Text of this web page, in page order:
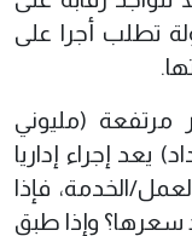
تطلب أجرا على
مرتفعة (مليوني
يعد إجراء إداريا
الخدمة، فإذا
سعرها؟ وإذا طبق